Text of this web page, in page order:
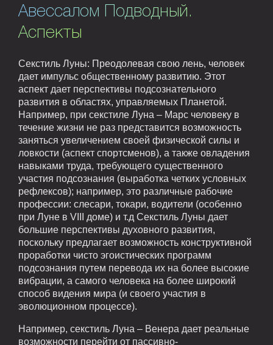
Авессалом Подводный.
Аспекты
Секстиль Луны: Преодолевая свою лень, человек
дает импульс общественному развитию. Этот
аспект дает перспективы подсознательного
развития в областях, управляемых Планетой.
Например, при секстиле Луна – Марс человеку в
течение жизни не раз представится возможность
заняться увеличением своей физической силы и
ловкости (аспект спортсменов), а также овладения
навыками труда, требующего существенного
участия подсознания (выработка четких условных
рефлексов); например, это различные рабочие
профессии: слесари, токари, водители (особенно
при Луне в VIII доме) и т.д Секстиль Луны дает
большие перспективы духовного развития,
поскольку предлагает возможность конструктивной
проработки чисто эгоистических программ
подсознания путем перевода их на более высокие
вибрации, а самого человека на более широкий
способ видения мира (и своего участия в
эволюционном процессе).
Например, секстиль Луна – Венера дает реальные
возможности перейти от пассивно-